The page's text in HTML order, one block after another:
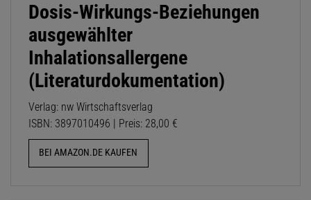
Dosis-Wirkungs-Beziehungen
ausgewählter
Inhalationsallergene
(Literaturdokumentation)
Verlag: nw Wirtschaftsverlag
ISBN: 3897010496 | Preis: 28,00 €
BEI AMAZON.DE KAUFEN